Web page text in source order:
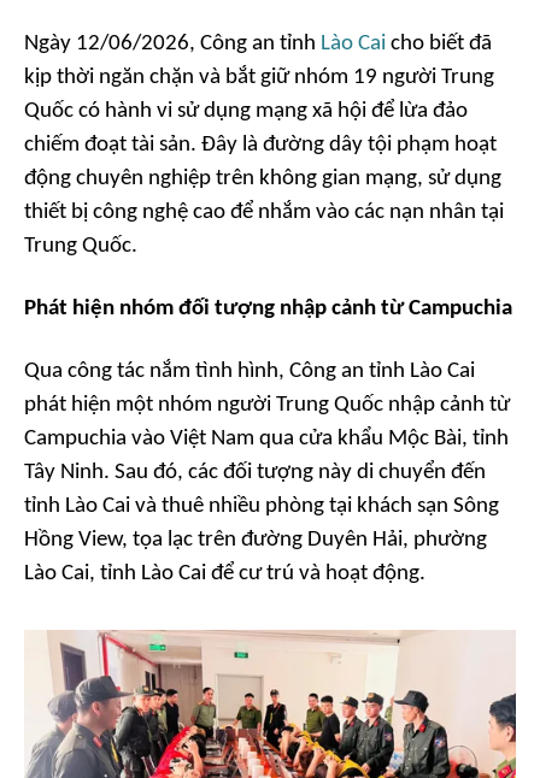
Ngày 12/06/2026, Công an tỉnh Lào Cai cho biết đã
kịp thời ngăn chặn và bắt giữ nhóm 19 người Trung
Quốc có hành vi sử dụng mạng xã hội để lừa đảo
chiếm đoạt tài sản. Đây là đường dây tội phạm hoạt
động chuyên nghiệp trên không gian mạng, sử dụng
thiết bị công nghệ cao để nhắm vào các nạn nhân tại
Trung Quốc.
Phát hiện nhóm đối tượng nhập cảnh từ Campuchia
Qua công tác nắm tình hình, Công an tỉnh Lào Cai
phát hiện một nhóm người Trung Quốc nhập cảnh từ
Campuchia vào Việt Nam qua cửa khẩu Mộc Bài, tỉnh
Tây Ninh. Sau đó, các đối tượng này di chuyển đến
tỉnh Lào Cai và thuê nhiều phòng tại khách sạn Sông
Hồng View, tọa lạc trên đường Duyên Hải, phường
Lào Cai, tỉnh Lào Cai để cư trú và hoạt động.